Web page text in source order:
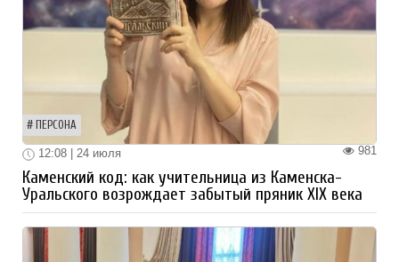
ПЕРСОНА
981
12:08 | 24 июля
Каменский код: как учительница из Каменска-
Уральского возрождает забытый пряник XIX века